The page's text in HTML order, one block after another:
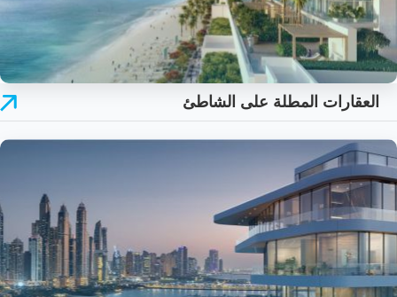
العقارات المطلة على الشاطئ